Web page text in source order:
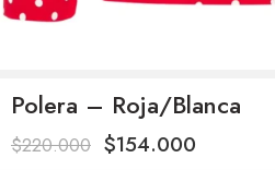
Polera – Roja/Blanca
$220.000 $154.000